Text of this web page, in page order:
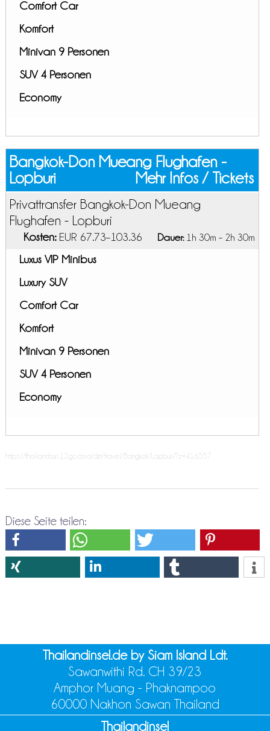
Comfort Car
Komfort
Minivan 9 Personen
SUV 4 Personen
Economy
Bangkok-Don Mueang Flughafen -
Lopburi
Mehr Infos / Tickets
Privattransfer Bangkok-Don Mueang
Flughafen - Lopburi
Kosten:EUR 67.73–103.36 Dauer:1h 30m – 2h 30m
Luxus VIP Minibus
Luxury SUV
Comfort Car
Komfort
Minivan 9 Personen
SUV 4 Personen
Economy
https://thailandsun.12go.asia/de/travel/Bangkok/Lopburi/?z=416557
Diese Seite teilen:
Thailandinsel.de by Siam Island Ldt.
Sawanwithi Rd. CH 39/23
Amphor Muang - Phaknampoo
60000 Nakhon Sawan Thailand
Thailandinsel